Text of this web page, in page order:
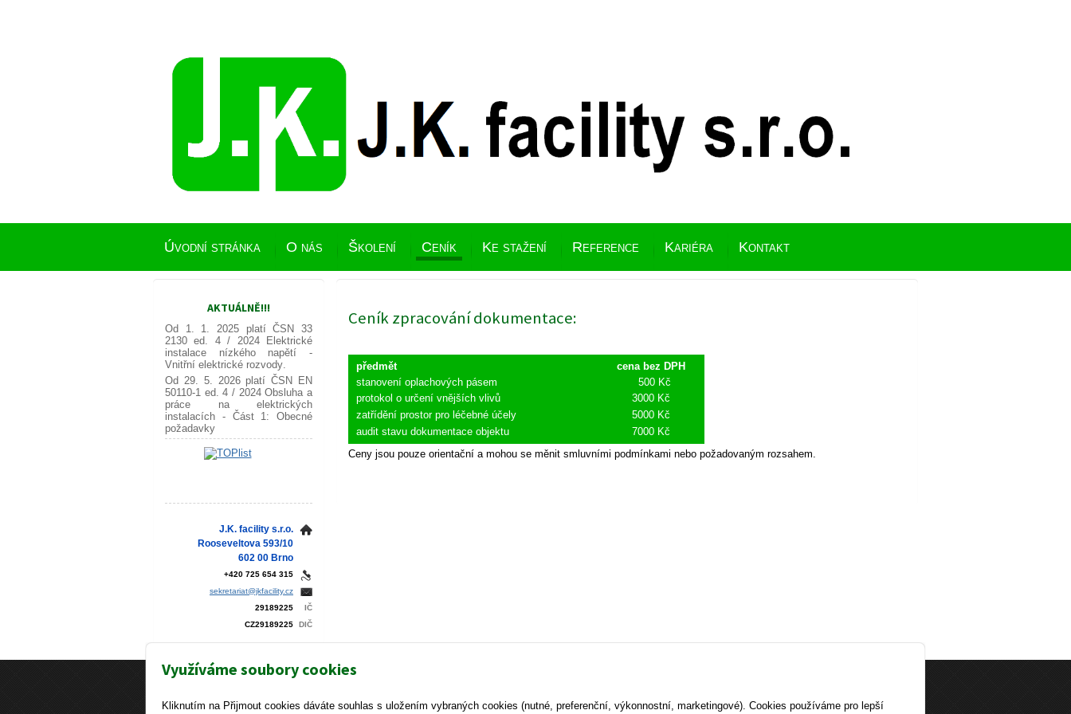
Úvodní stránka O nás Školení Ceník Ke stažení Reference Kariéra Kontakt
Ceník zpracování dokumentace:
předmět
cena bez DPH
stanovení oplachových pásem
500 Kč
protokol o určení vnějších vlivů
3000 Kč
zatřídění prostor pro léčebné účely
5000 Kč
audit stavu dokumentace objektu
7000 Kč
Ceny jsou pouze orientační a mohou se měnit smluvními podmínkami nebo požadovaným rozsahem.
AKTUÁLNĚ!!!
Od 1. 1. 2025 platí ČSN 33
2130 ed. 4 / 2024 Elektrické
instalace nízkého napětí -
Vnitřní elektrické rozvody
Od 29. 5. 2026 platí ČSN EN
50110-1 ed. 4 / 2024Obsluha a
práce na elektrických
instalacích - Část 1: Obecné
požadavky
J.K. facility s.r.o.
Rooseveltova 593/10
602 00 Brno
+420 725 654 315
sekretariat@jkfacility.cz
IČ
29189225
DIČ
CZ29189225
Využíváme soubory cookies
Kliknutím na Přijmout cookies dáváte souhlas s uložením vybraných cookies (nutné, preferenční, výkonnostní, marketingové). Cookies používáme pro lepší